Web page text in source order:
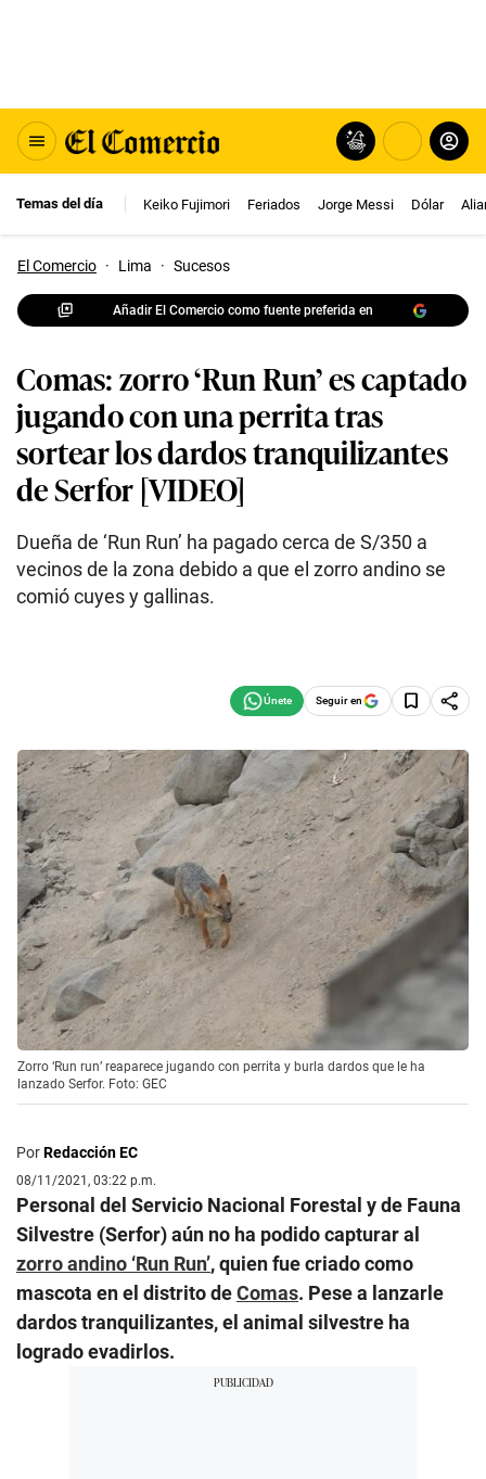
Temas del día Keiko Fujimori Feriados Jorge Messi Dólar
El Comercio · Lima · Sucesos
Añadir El Comercio como fuente preferida en
Comas: zorro ‘Run Run’ es captado
jugando con una perrita tras
sortear los dardos tranquilizantes
de Serfor [VIDEO]
Dueña de ‘Run Run’ ha pagado cerca de S/350 a
vecinos de la zona debido a que el zorro andino se
comió cuyes y gallinas.
Seguir en
Zorro ‘Run run’ reaparece jugando con perrita y burla dardos que le ha
lanzado Serfor. Foto: GEC
PorRedacción EC
08/11/2021, 03:22 p.m.
Personal del Servicio Nacional Forestal y de Fauna
Silvestre (Serfor) aún no ha podido capturar al
zorro andino ‘Run Run’, quien fue criado como
mascota en el distrito deComas. Pese a lanzarle
dardos tranquilizantes, el animal silvestre ha
logrado evadirlos.